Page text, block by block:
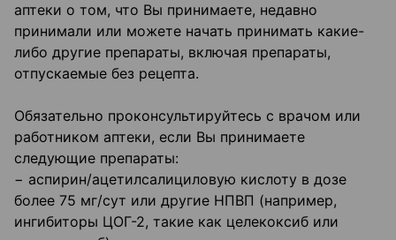
аптеки о том, что Вы принимаете, недавно
принимали или можете начать принимать какие-
либо другие препараты, включая препараты,
отпускаемые без рецепта.
Обязательно проконсультируйтесь с врачом или
работником аптеки, если Вы принимаете
следующие препараты:
− аспирин/ацетилсалициловую кислоту в дозе
более 75 мг/сут или другие НПВП (например,
ингибиторы ЦОГ-2, такие как целекоксиб или